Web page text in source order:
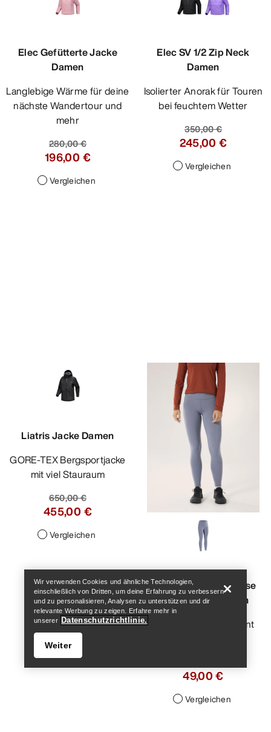
Help
Elec Gefütterte Jacke
Damen
Langlebige Wärme für deine
nächste Wandertour und
mehr
280,00 €
196,00 €
Vergleichen
Elec SV 1/2 Zip Neck
Damen
Isolierter Anorak für Touren
bei feuchtem Wetter
350,00 €
245,00 €
Vergleichen
Liatris Jacke Damen
GORE-TEX Bergsportjacke
mit viel Stauraum
650,00 €
455,00 €
Vergleichen
Essent Warm High Rise
Legging 26" Damen
49,00 €
Vergleichen
Wir verwenden Cookies und ähnliche Technologien,
einschließlich von Dritten, um deine Erfahrung zu verbessern
und zu personalisieren, Analysen zu unterstützen und dir
relevante Werbung zu zeigen. Erfahre mehr in
unserer Datenschutzrichtlinie.
Weiter